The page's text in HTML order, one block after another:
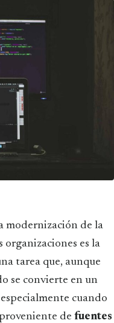
es la
tarea que, aunque
se convierte en un
cuando
de fuentes